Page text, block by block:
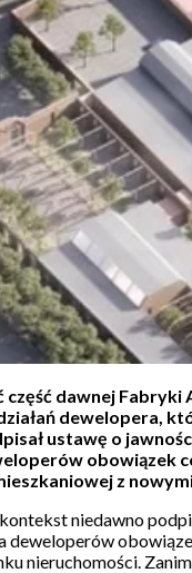
dawnej Fabryki
dewelopera,
ustawę o
obowiązek
z
niedawno
deweloperów
nieruchomości.